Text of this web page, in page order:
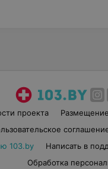
проекта
103.by
Написать в
Обработка